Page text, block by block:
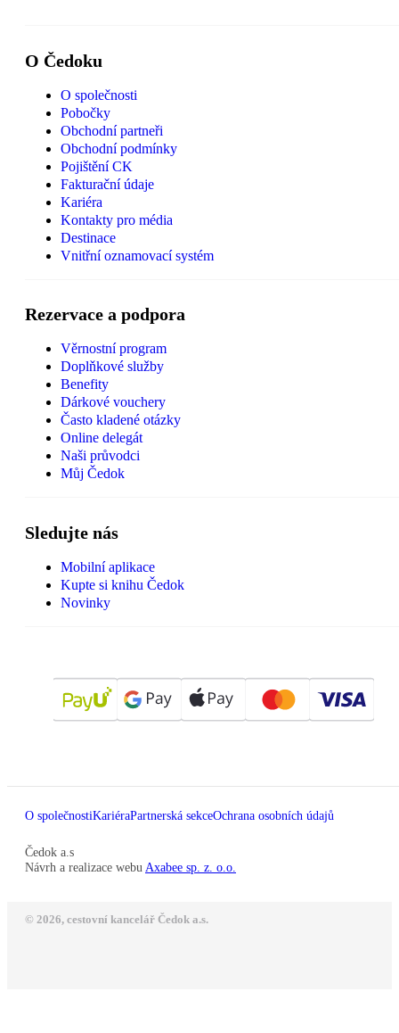
O Čedoku
O společnosti
Pobočky
Obchodní partneři
Obchodní podmínky
Pojištění CK
Fakturační údaje
Kariéra
Kontakty pro média
Destinace
Vnitřní oznamovací systém
Rezervace a podpora
Věrnostní program
Doplňkové služby
Benefity
Dárkové vouchery
Často kladené otázky
Online delegát
Naši průvodci
Můj Čedok
Sledujte nás
Mobilní aplikace
Kupte si knihu Čedok
Novinky
O společnostiKariéraPartnerská sekceOchrana osobních údajů
Čedok a.s
Návrh a realizace webu Axabee sp. z. o.o.
© 2026, cestovní kancelář Čedok a.s.